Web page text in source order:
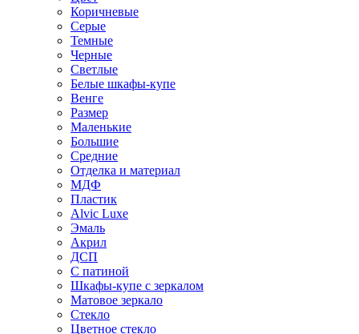
Коричневые
Серые
Темные
Черные
Светлые
Белые шкафы-купе
Венге
Размер
Маленькие
Большие
Средние
Отделка и материал
МДФ
Пластик
Alvic Luxe
Эмаль
Акрил
ДСП
С патиной
Шкафы-купе с зеркалом
Матовое зеркало
Стекло
Цветное стекло